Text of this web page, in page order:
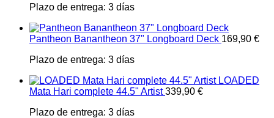
Plazo de entrega: 3 días
Pantheon Banantheon 37" Longboard Deck 169,90 €
Plazo de entrega: 3 días
LOADED
Mata Hari complete 44.5" Artist 339,90 €
Plazo de entrega: 3 días